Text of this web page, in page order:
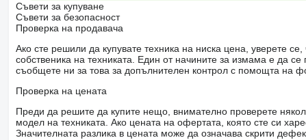
Съвети за купуване
Съвети за безопасност
Проверка на продавача
Ако сте решили да купувате техника на ниска цена, уверете
собственика на техниката. Един от начините за измама е да
съобщете ни за това за допълнителен контрол с помощта на
Проверка на цената
Преди да решите да купите нещо, внимателно проверете
модел на техниката. Ако цената на офертата, която сте си
Значителната разлика в цената може да означава скрити